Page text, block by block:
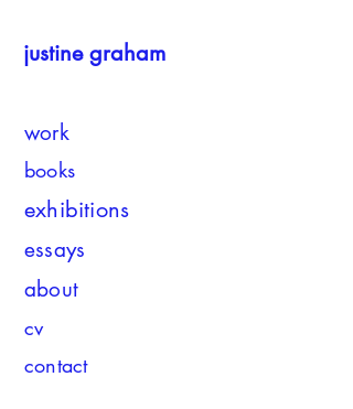
work
books
exhibitions
essays
about
cv
contact
justine graham